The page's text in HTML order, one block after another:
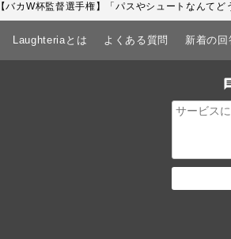
【バカW杯監督選手権】「パスやシュートなんて
Laughteriaとは よくある質問 新着の回